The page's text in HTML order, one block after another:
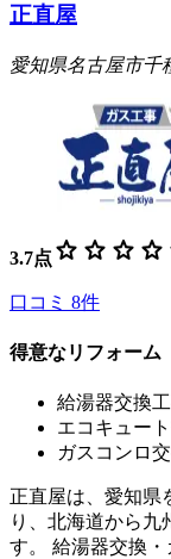
正直屋
愛知県名古屋市千
3.7点 star star star star
口コミ 8件
得意なリフォーム
給湯器交換
エコキュー
ガスコンロ
正直屋は、愛知県
り、北海道から九
す。 給湯器交換